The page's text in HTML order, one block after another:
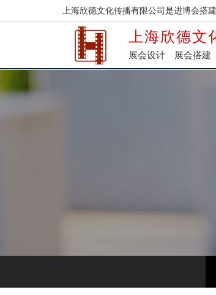
上海欣德文化传播有限公司是进博会搭
上海欣德文
展会设计 展会搭建